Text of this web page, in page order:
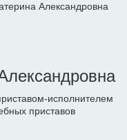
Александровна
исполнителем
приставов